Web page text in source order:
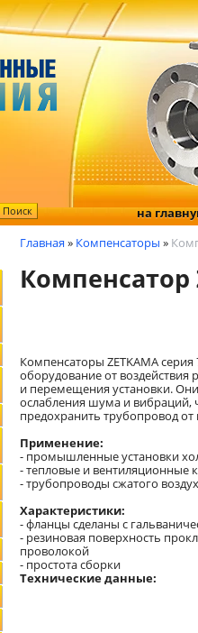
на
Главная » Компенсаторы »
Компенсатор
Компенсаторы ZETKAMA
оборудование от воздействия
и перемещения установки.
ослабления шума и вибраций,
предохранить трубопровод от
Применение:
- промышленные установки
- тепловые и вентиляционные
- трубопроводы сжатого
Характеристики:
- фланцы сделаны с
- резиновая поверхность
проволокой
- простота сборки
Технические данные: